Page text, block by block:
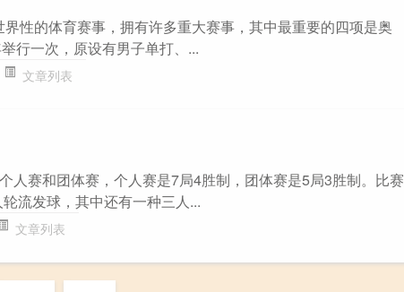
性的体育赛事，拥有许多重大赛事，其中最重要的四项是奥
行一次，原设有男子单打、...
文章列表
人赛和团体赛，个人赛是7局4胜制，团体赛是5局3胜制。比赛
流发球，其中还有一种三人...
文章列表